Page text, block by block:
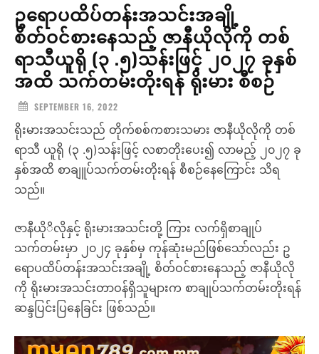
ဥရောပထိပ်တန်းအသင်းအချို့
စိတ်ဝင်စားနေသည့် ဇာနီယိုလိုကို တစ်
ရာသီယူရို (၃ .၅)သန်းဖြင့် ၂၀၂၇ ခုနှစ်
အထိ သက်တမ်းတိုးရန် ရိုးမား စီစဉ်
SEPTEMBER 16, 2022
ရိုးမားအသင်းသည် တိုက်စစ်ကစားသမား ဇာနီယိုလိုကို တစ်
ရာသီ ယူရို (၃ .၅)သန်းဖြင့် လစာတိုးပေး၍ လာမည့် ၂၀၂၇ ခု
နှစ်အထိ စာချူပ်သက်တမ်းတိုးရန် စီစဉ်နေကြောင်း သိရ
သည်။
ဇာနီယိုိလိုနှင့် ရိုးမားအသင်းတို့ ကြား လက်ရှိစာချုပ်
သက်တမ်းမှာ ၂၀၂၄ ခုနှစ်မှ ကုန်ဆုံးမည်ဖြစ်သော်လည်း ဥ
ရောပထိပ်တန်းအသင်းအချို့ စိတ်ဝင်စားနေသည့် ဇာနီယိုလို
ကို ရိုးမားအသင်းတာဝန်ရှိသူများက စာချုပ်သက်တမ်းတိုးရန်
ဆန္ဒပြင်းပြနေခြင်း ဖြစ်သည်။